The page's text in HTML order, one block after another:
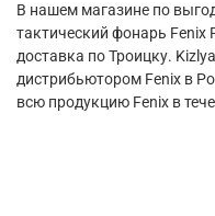
В нашем магазине по
тактический фонарь Fenix
доставка по Троицку.
дистрибьютором Fenix в
всю продукцию Fenix в